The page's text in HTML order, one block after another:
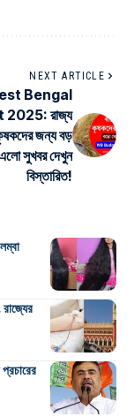
NEXT ARTICLE
Bengal
রাজ্য
জন্য বড়
সুখবর দেখুন
বিস্তারিত!
রাজ্যের